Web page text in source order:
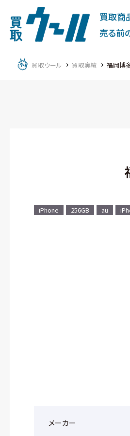
買取商
売る前
買取ウール 買取実績 福岡博
iPhone 256GB au
メーカー